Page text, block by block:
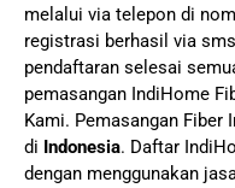
melalui via telepon di
registrasi berhasil via
pendaftaran selesai
pemasangan IndiHome
Kami. Pemasangan
di Indonesia. Daftar
dengan menggunakan